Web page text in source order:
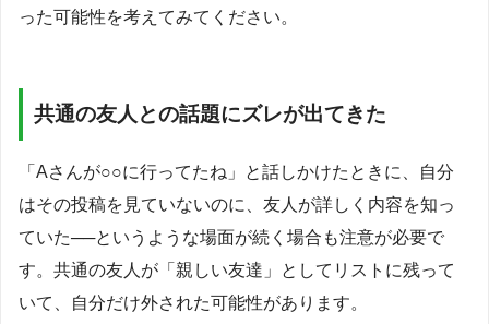
った可能性を考えてみてください。
共通の友人との話題にズレが出てきた
「Aさんが○○に行ってたね」と話しかけたときに、自分
はその投稿を見ていないのに、友人が詳しく内容を知っ
ていた──というような場面が続く場合も注意が必要で
す。共通の友人が「親しい友達」としてリストに残って
いて、自分だけ外された可能性があります。